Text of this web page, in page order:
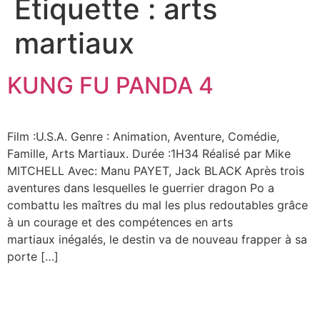
Étiquette : arts
martiaux
KUNG FU PANDA 4
Film :U.S.A. Genre : Animation, Aventure, Comédie,
Famille, Arts Martiaux. Durée :1H34 Réalisé par Mike
MITCHELL Avec: Manu PAYET, Jack BLACK Après trois
aventures dans lesquelles le guerrier dragon Po a
combattu les maîtres du mal les plus redoutables grâce
à un courage et des compétences en arts
martiaux inégalés, le destin va de nouveau frapper à sa
porte […]